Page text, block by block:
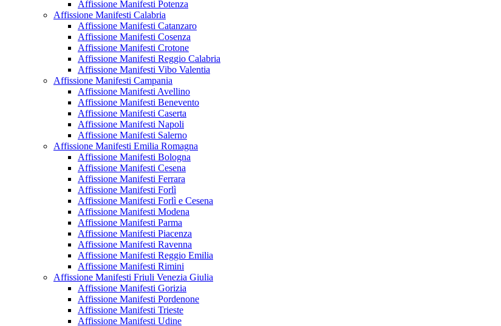
Affissione Manifesti Potenza
Affissione Manifesti Calabria
Affissione Manifesti Catanzaro
Affissione Manifesti Cosenza
Affissione Manifesti Crotone
Affissione Manifesti Reggio Calabria
Affissione Manifesti Vibo Valentia
Affissione Manifesti Campania
Affissione Manifesti Avellino
Affissione Manifesti Benevento
Affissione Manifesti Caserta
Affissione Manifesti Napoli
Affissione Manifesti Salerno
Affissione Manifesti Emilia Romagna
Affissione Manifesti Bologna
Affissione Manifesti Cesena
Affissione Manifesti Ferrara
Affissione Manifesti Forlì
Affissione Manifesti Forlì e Cesena
Affissione Manifesti Modena
Affissione Manifesti Parma
Affissione Manifesti Piacenza
Affissione Manifesti Ravenna
Affissione Manifesti Reggio Emilia
Affissione Manifesti Rimini
Affissione Manifesti Friuli Venezia Giulia
Affissione Manifesti Gorizia
Affissione Manifesti Pordenone
Affissione Manifesti Trieste
Affissione Manifesti Udine